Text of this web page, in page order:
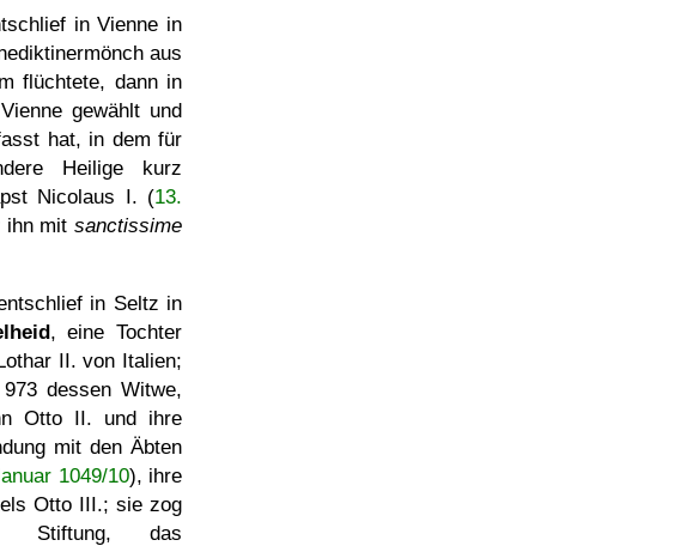
in Vienne in
aus
flüchtete, dann in
gewählt und
hat, in dem für
Heilige kurz
Nicolaus I. (13.
ihn mitsanctissime
in Seltz in
, eine Tochter
II. von Italien;
dessen Witwe,
Otto II. und ihre
mit den Äbten
1049/10), ihre
Otto III.; sie zog
Stiftung, das